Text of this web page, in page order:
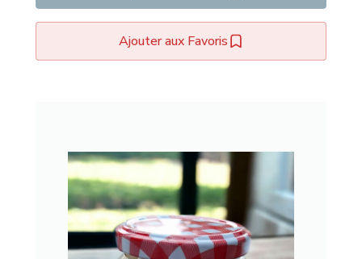
Ajouter aux Favoris